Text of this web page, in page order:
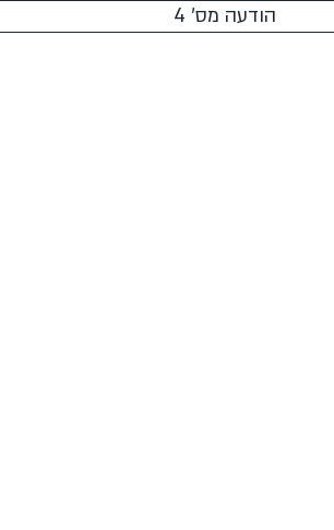
הודעה מס' 4